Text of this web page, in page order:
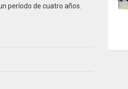
período de cuatro años.